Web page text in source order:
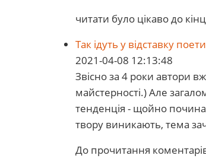
читати було цікаво до
Так ідуть у відставку поети
2021-04-08 12:13:48
Звісно за 4 роки автори
майстерності.) Але
тенденція - щойно
твору виникають, тема
До прочитання